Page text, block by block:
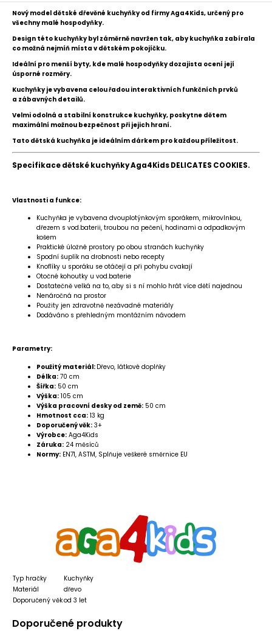
Nový model dětské dřevěné kuchyňkyod firmy Aga4Kids, určený pro
všechny malé hospodyňky.
Design této kuchyňky byl záměrně navržen tak, aby kuchyňka zabírala
co možná nejmíň místa v dětském pokojíčku.
Ideální pro menší byty, kde malé hospodyňky dozajista ocení její
úsporné rozměry.
Kuchyňkyje vybavena celou řadou interaktivních funkčních prvků
a zábavných detailů.
Velmi odolná a stabilní konstrukce kuchyňky, poskytne dětem
maximální možnou bezpečnost při jejich hraní.
Tato dětská kuchyňka je ideálním dárkem pro každou příležitost.
Specifikace dětské kuchyňky Aga4Kids DELICATES COOKIES.
Vlastnosti a funkce:
Kuchyňka je vybavena dvouplotýnkovým sporákem, mikrovlnkou,
dřezem s vod.baterii, troubou na pečení, hodinami a odpadkovým
košem
Praktické úložné prostory po obou stranách kuchyňky
Spodní šuplík na drobnosti nebo recepty
Knoflíky u sporáku se otáčejí a při pohybu cvakají
Otočné kohoutky u vod.baterie
Dostatečně velká na to, aby si s ní mohlo hrát více dětí najednou
Nenáročná na prostor
Použity jen zdravotně nezávadné materiály
Dodáváno s přehledným montážním návodem
Parametry:
Použitý materiál: Dřevo, látkové doplňky
Délka: 70 cm
Šířka: 50 cm
Výška: 105 cm
Výška pracovní desky od země: 50 cm
Hmotnost cca: 13 kg
Doporučený věk: 3+
Výrobce: Aga4Kids
Záruka: 24 měsíců
Normy: EN71, ASTM, Splňuje veškeré směrnice EU
Typ hračky
Kuchyňky
Materiál
dřevo
Doporučený věkod 3 let
Doporučené produkty